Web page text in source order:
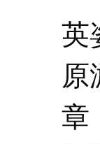
英
原
章